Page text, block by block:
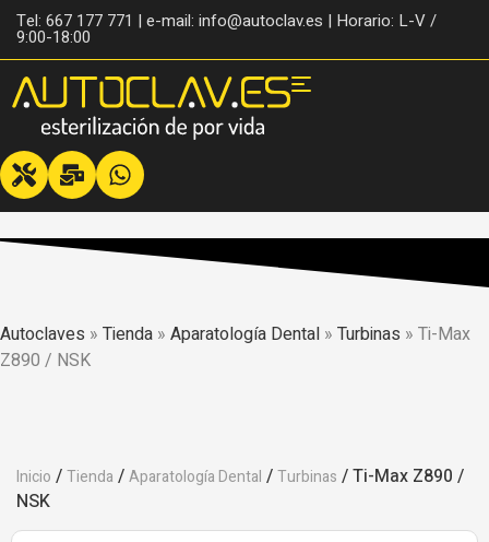
Tel: 667 177 771 | e-mail: info@autoclav.es | Horario: L-V /
9:00-18:00
Autoclaves » Tienda » Aparatología Dental » Turbinas » Ti-Max
Z890 / NSK
Inicio /Tienda /Aparatología Dental /Turbinas / Ti-Max Z890 /
NSK